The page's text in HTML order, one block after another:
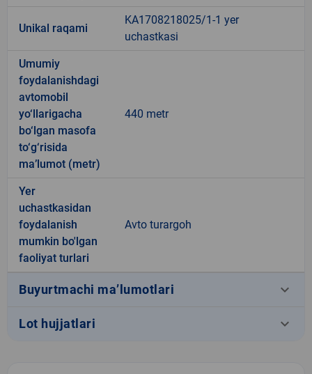
Unikal raqami
KA1708218025/1-1 yer
uchastkasi
Umumiy
foydalanishdagi
avtomobil
yo‘llarigacha
bo‘lgan masofa
to‘g‘risida
ma’lumot (metr)
440 metr
Yer
uchastkasidan
foydalanish
mumkin bo'lgan
faoliyat turlari
Avto turargoh
Buyurtmachi ma’lumotlari keyboard_arrow_down
Lot hujjatlari keyboard_arrow_down